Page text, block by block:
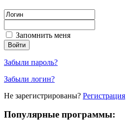
Запомнить меня
Забыли пароль?
Забыли логин?
Не зарегистрированы? Регистрация
Популярные программы: